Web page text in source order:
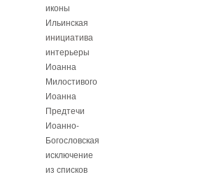
иконы
Ильинская
инициатива
интерьеры
Иоанна
Милостивого
Иоанна
Предтечи
Иоанно-
Богословская
исключение
из списков